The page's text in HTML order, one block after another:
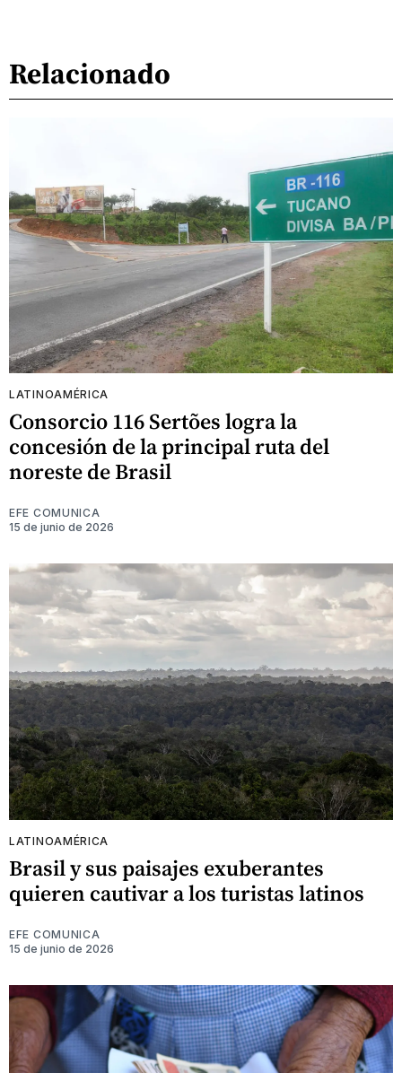
Relacionado
LATINOAMÉRICA
Consorcio 116 Sertões logra la
concesión de la principal ruta del
noreste de Brasil
EFE COMUNICA
15 de junio de 2026
LATINOAMÉRICA
Brasil y sus paisajes exuberantes
quieren cautivar a los turistas latinos
EFE COMUNICA
15 de junio de 2026